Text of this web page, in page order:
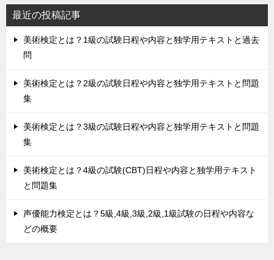
最近の投稿記事
美術検定とは？1級の試験日程や内容と独学用テキストと過去
問
美術検定とは？2級の試験日程や内容と独学用テキストと問題
集
美術検定とは？3級の試験日程や内容と独学用テキストと問題
集
美術検定とは？4級の試験(CBT)日程や内容と独学用テキスト
と問題集
声優能力検定とは？5級,4級,3級,2級,1級試験の日程や内容な
どの概要